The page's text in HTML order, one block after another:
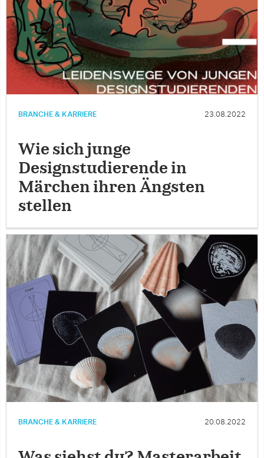
BRANCHE & KARRIERE 23.08.2022
Wie sich junge
Designstudierende in
Märchen ihren Ängsten
stellen
BRANCHE & KARRIERE 20.08.2022